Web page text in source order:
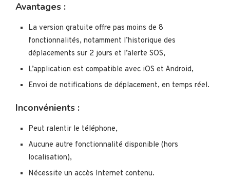
Avantages :
La version gratuite offre pas moins de 8
fonctionnalités, notamment l’historique des
déplacements sur 2 jours et l’alerte SOS,
L’application est compatible avec iOS et Android,
Envoi de notifications de déplacement, en temps réel.
Inconvénients :
Peut ralentir le téléphone,
Aucune autre fonctionnalité disponible (hors
localisation),
Nécessite un accès Internet contenu.